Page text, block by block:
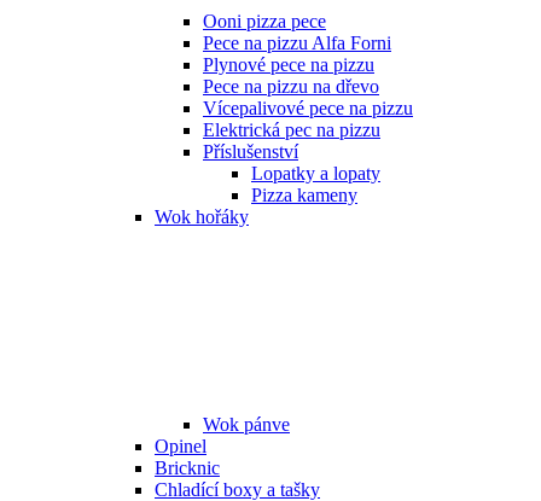
Ooni pizza pece
Pece na pizzu Alfa Forni
Plynové pece na pizzu
Pece na pizzu na dřevo
Vícepalivové pece na pizzu
Elektrická pec na pizzu
Příslušenství
Lopatky a lopaty
Pizza kameny
Wok hořáky
Wok pánve
Opinel
Bricknic
Chladící boxy a tašky